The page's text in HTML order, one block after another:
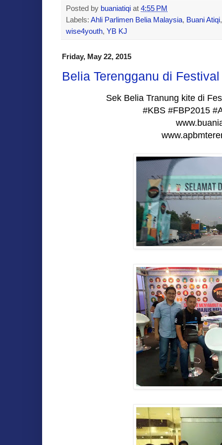
Posted by buaniatiqi at 4:55 PM
Labels: Ahli Parlimen Belia Malaysia, Buani Atiqi
wise4youth, YB KJ
Friday, May 22, 2015
Belia Terengganu di
Sek Belia Tranung kite di
#KBS #FBP2015